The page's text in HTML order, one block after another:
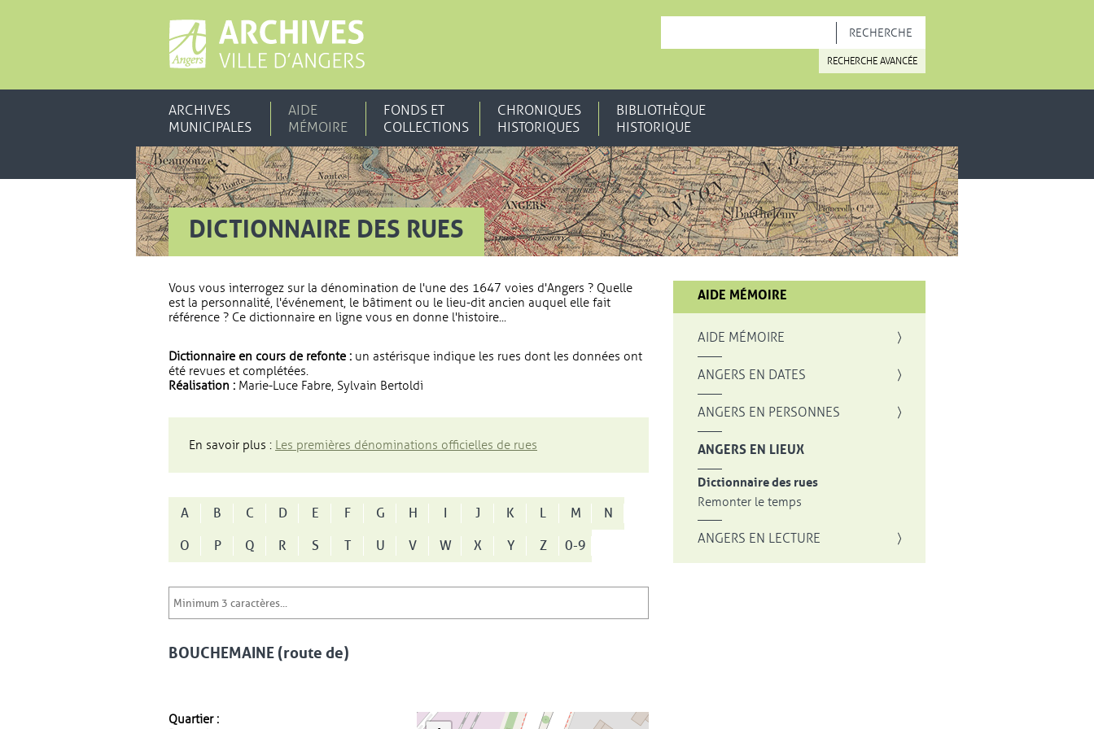
RECHERCHE AVANCÉE
ARCHIVES
MUNICIPALES
AIDE
MÉMOIRE
FONDS ET
COLLECTIONS
CHRONIQUES
HISTORIQUES
BIBLIOTHÈQUE
HISTORIQUE
DICTIONNAIRE DES RUES
Vous vous interrogez sur la dénomination de l'une des 1647 voies d'Angers ? Quelle
est la personnalité, l'événement, le bâtiment ou le lieu-dit ancien auquel elle fait
référence ? Ce dictionnaire en ligne vous en donne l'histoire...
Dictionnaire en cours de refonte : un astérisque indique les rues dont les données ont
été revues et complétées.
Réalisation : Marie-Luce Fabre, Sylvain Bertoldi
En savoir plus : Les premières dénominations officielles de rues
A B C D E F G H I J K L M
N
O
P Q R S T U V W X Y Z 0-9
BOUCHEMAINE (route de)
Quartier :
AIDE MÉMOIRE
AIDE MÉMOIRE
ANGERS EN DATES
ANGERS EN PERSONNES
ANGERS EN LIEUX
Dictionnaire des rues
Remonter le temps
ANGERS EN LECTURE